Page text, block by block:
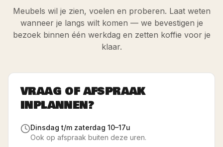
Meubels wil je zien, voelen en proberen. Laat weten
wanneer je langs wilt komen — we bevestigen je
bezoek binnen één werkdag en zetten koffie voor je
klaar.
VRAAG OF AFSPRAAK
INPLANNEN?
Dinsdag t/m zaterdag 10–17u
Ook op afspraak buiten deze uren.